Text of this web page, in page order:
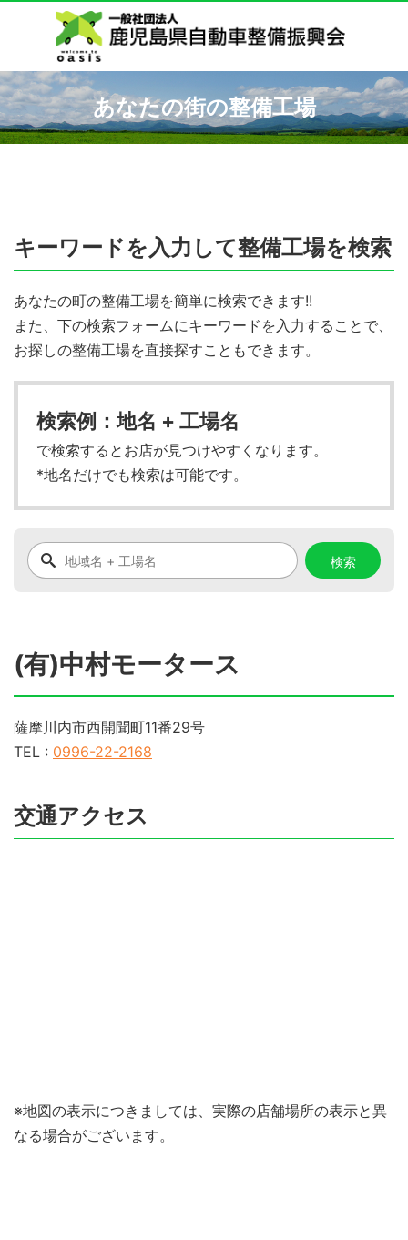
あなたの街の整備工場
キーワードを入力して整備工場を検索
あなたの町の整備工場を簡単に検索できます!!
また、下の検索フォームにキーワードを入力することで、
お探しの整備工場を直接探すこともできます。
検索例：地名 + 工場名
で検索するとお店が見つけやすくなります。
*地名だけでも検索は可能です。
(有)中村モータース
薩摩川内市西開聞町11番29号
TEL : 0996-22-2168
交通アクセス
※地図の表示につきましては、実際の店舗場所の表示と異
なる場合がございます。